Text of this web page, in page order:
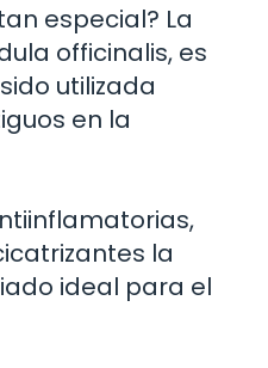
especial? La
officinalis, es
utilizada
en la
la
ideal para el